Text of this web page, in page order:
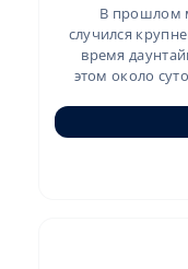
В прошлом
случился
время
этом около